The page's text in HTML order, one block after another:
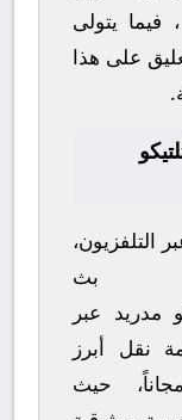
، فيما يتولى
على هذا
التلفزيون،
بث
مدريد عبر
نقل أبرز
حيث